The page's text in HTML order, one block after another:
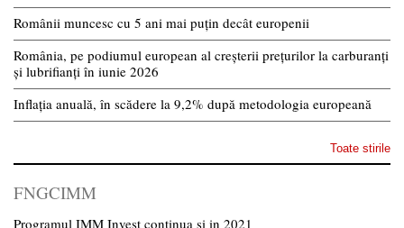
Românii muncesc cu 5 ani mai puțin decât europenii
România, pe podiumul european al creșterii prețurilor la carburanți
și lubrifianți în iunie 2026
Inflația anuală, în scădere la 9,2% după metodologia europeană
Toate stirile
FNGCIMM
Programul IMM Invest continua si in 2021